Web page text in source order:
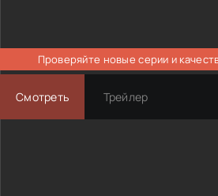
Проверяйте новые серии и
Смотреть Трейлер